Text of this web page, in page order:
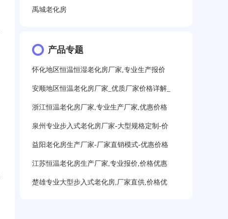
禹城老化房
产品专题
怀化地区恒温恒湿老化房厂家,专业生产报价
安顺地区恒温老化房厂家_优质厂家价格详解_
浙江恒温老化房厂家,专业生产厂家,优惠价格
泉州专业步入式老化房厂家-大型规格定制-价
益阳老化房生产厂家-厂家直销模式-优惠价格
江苏恒温老化房生产厂家,专业报价,价格优惠
楚雄专业大型步入式老化房,厂家直供,价格优